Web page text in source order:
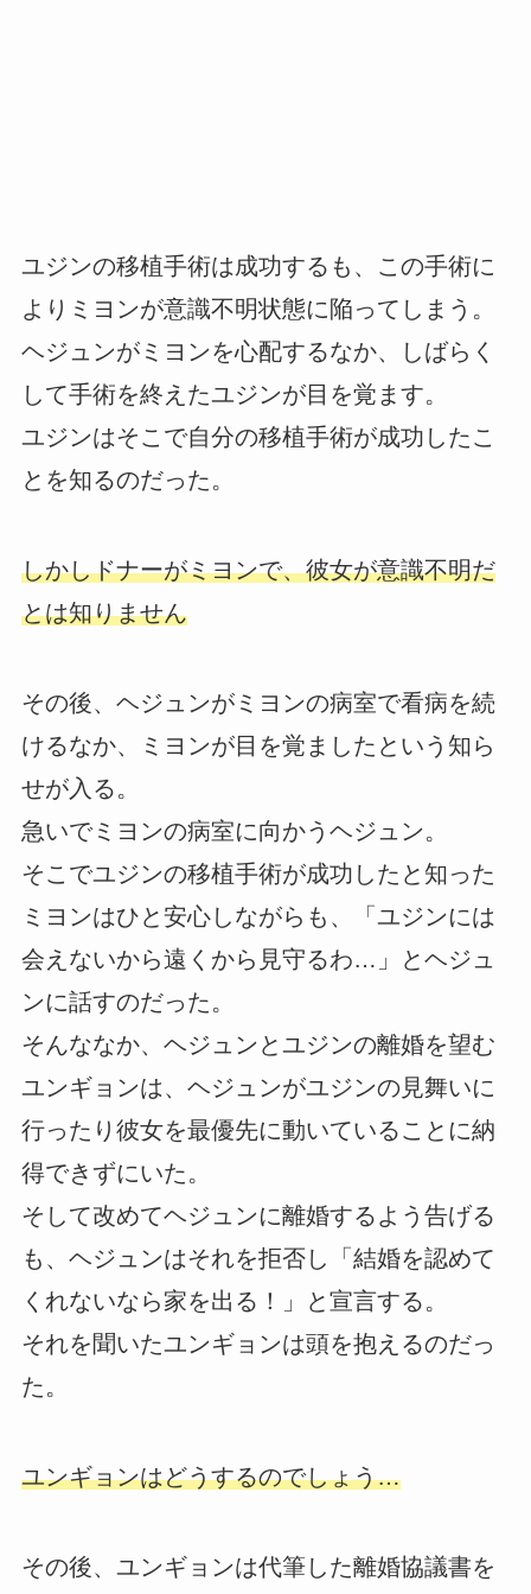
ユジンの移植手術は成功するも、この手術に
よりミヨンが意識不明状態に陥ってしまう。
ヘジュンがミヨンを心配するなか、しばらく
して手術を終えたユジンが目を覚ます。
ユジンはそこで自分の移植手術が成功したこ
とを知るのだった。
しかしドナーがミヨンで、彼女が意識不明だ
とは知りません
その後、ヘジュンがミヨンの病室で看病を続
けるなか、ミヨンが目を覚ましたという知ら
せが入る。
急いでミヨンの病室に向かうヘジュン。
そこでユジンの移植手術が成功したと知った
ミヨンはひと安心しながらも、「ユジンには
会えないから遠くから見守るわ…」とヘジュ
ンに話すのだった。
そんななか、ヘジュンとユジンの離婚を望む
ユンギョンは、ヘジュンがユジンの見舞いに
行ったり彼女を最優先に動いていることに納
得できずにいた。
そして改めてヘジュンに離婚するよう告げる
も、ヘジュンはそれを拒否し「結婚を認めて
くれないなら家を出る！」と宣言する。
それを聞いたユンギョンは頭を抱えるのだっ
た。
ユンギョンはどうするのでしょう…
その後、ユンギョンは代筆した離婚協議書を